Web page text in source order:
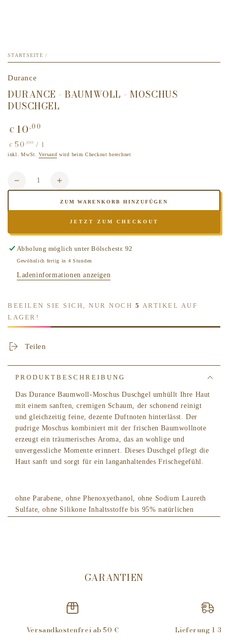
STARTSEITE /
Durance
DURANCE - BAUMWOLL - MOSCHUS
DUSCHGEL
Regulärer
€ 10,00
Stückpreis
€ 50 ,00 / pro
l
inkl. MwSt.Versand wird beim Checkout berechnet
Verringere
-
Baumwoll
-
Moschus
Duschgel
Erhöhe
Menge
-
Baumwoll
-
Moschus
Duschgel
ZUM WARENKORB HINZUFÜGEN
JETZT ZUM CHECKOUT
Abholung möglich unterBölschestr. 92
Gewöhnlich fertig in 4 Stunden
Ladeninformationen anzeigen
BEEILEN SIE SICH, NUR NOCH 5 ARTIKEL AUF
LAGER!
Teilen
PRODUKTBESCHREIBUNG
Das Durance Baumwoll-Moschus Duschgel umhüllt Ihre Haut
mit einem sanften, cremigen Schaum, der schonend reinigt
und gleichzeitig feine, dezente Duftnoten hinterlässt. Der
pudrige Moschus kombiniert mit der frischen Baumwollnote
erzeugt ein träumerisches Aroma, das an wohlige und
unvergessliche Momente erinnert. Dieses Duschgel pflegt die
Haut sanft und sorgt für ein langanhaltendes Frischegefühl.
ohne Parabene, ohne Phenoxyethanol, ohne Sodium Laureth
Sulfate, ohne Silikone Inhaltsstoffe bis 95% natürlichen
Hersteller Durance: Zone artisanale nord, 5 Dagasse,
26230 Grignan, Frankreich
GARANTIEN
Versandkostenfrei ab 50 € Lieferung 1-3